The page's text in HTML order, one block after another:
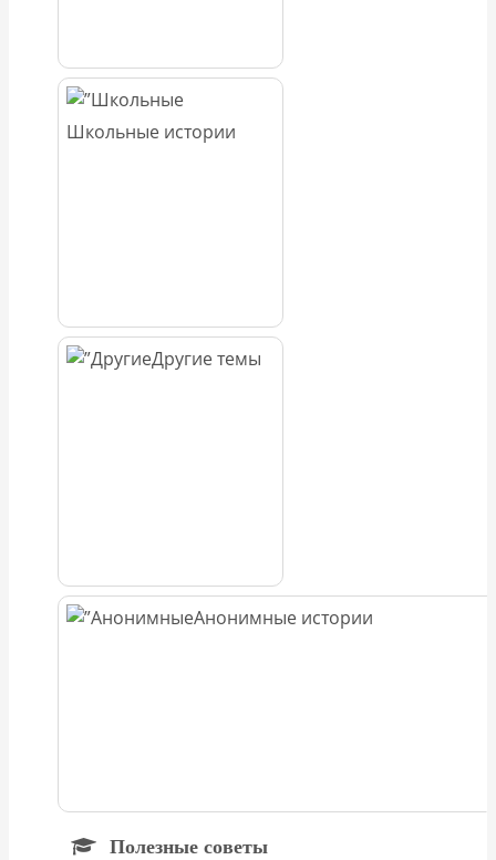
Школьные истории
Другие темы
Анонимные истории
Полезные советы